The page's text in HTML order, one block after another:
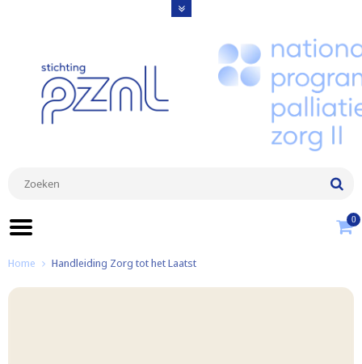
0
Home Handleiding Zorg tot het Laatst